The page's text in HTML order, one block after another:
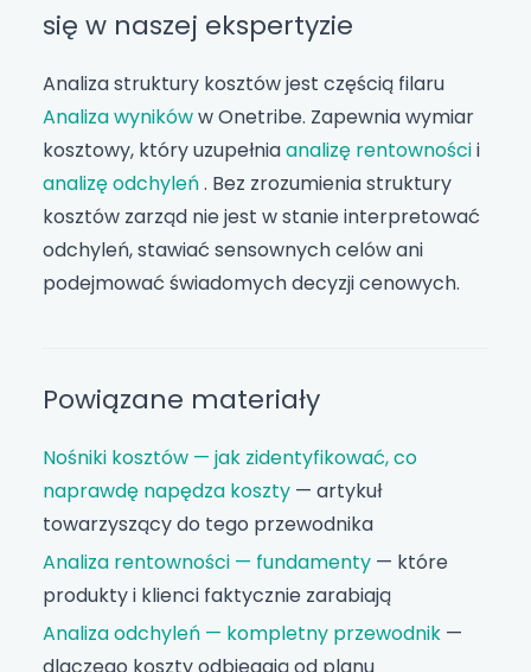
się w naszej ekspertyzie
Analiza struktury kosztów jest częścią filaru
Analiza wynikóww Onetribe. Zapewnia wymiar
kosztowy, który uzupełniaanalizę rentownościi
analizę odchyleń. Bez zrozumienia struktury
kosztów zarząd nie jest w stanie interpretować
odchyleń, stawiać sensownych celów ani
podejmować świadomych decyzji cenowych.
Powiązane materiały
Nośniki kosztów — jak zidentyfikować, co
naprawdę napędza koszty — artykuł
towarzyszący do tego przewodnika
Analiza rentowności — fundamenty — które
produkty i klienci faktycznie zarabiają
Analiza odchyleń — kompletny przewodnik —